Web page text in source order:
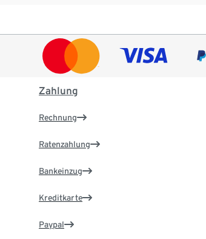
Zahlung
Rechnung
Ratenzahlung
Bankeinzug
Kreditkarte
Paypal